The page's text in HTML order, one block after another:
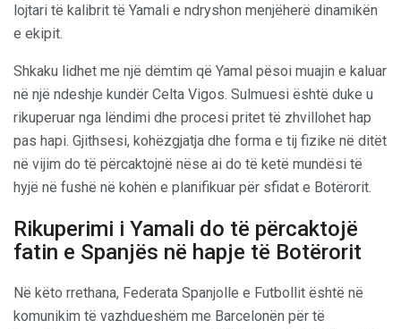
lojtari të kalibrit të Yamali e ndryshon menjëherë dinamikën
e ekipit.
Shkaku lidhet me një dëmtim që Yamal pësoi muajin e kaluar
në një ndeshje kundër Celta Vigos. Sulmuesi është duke u
rikuperuar nga lëndimi dhe procesi pritet të zhvillohet hap
pas hapi. Gjithsesi, kohëzgjatja dhe forma e tij fizike në ditët
në vijim do të përcaktojnë nëse ai do të ketë mundësi të
hyjë në fushë në kohën e planifikuar për sfidat e Botërorit.
Rikuperimi i Yamali do të përcaktojë
fatin e Spanjës në hapje të Botërorit
Në këto rrethana, Federata Spanjolle e Futbollit është në
komunikim të vazhdueshëm me Barcelonën për të